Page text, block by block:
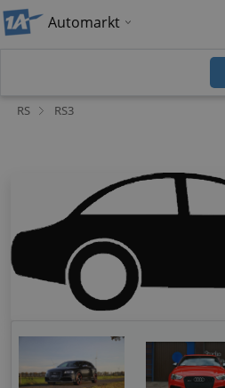
Automarkt
RS RS3